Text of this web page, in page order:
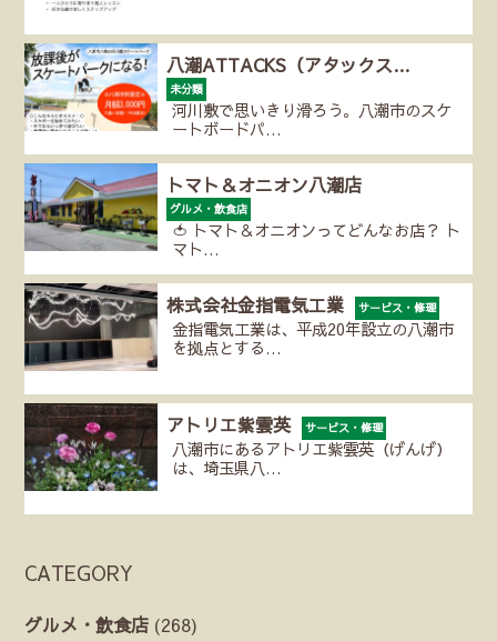
八潮ATTACKS（アタックス…
未分類
河川敷で思いきり滑ろう。八潮市のスケ
ートボードパ…
トマト＆オニオン八潮店
グルメ・飲食店
🍅 トマト＆オニオンってどんなお店？ ト
マト…
株式会社金指電気工業 サービス・修理
金指電気工業は、平成20年設立の八潮市
を拠点とする…
アトリエ紫雲英 サービス・修理
八潮市にあるアトリエ紫雲英（げんげ）
は、埼玉県八…
CATEGORY
グルメ・飲食店 (268)